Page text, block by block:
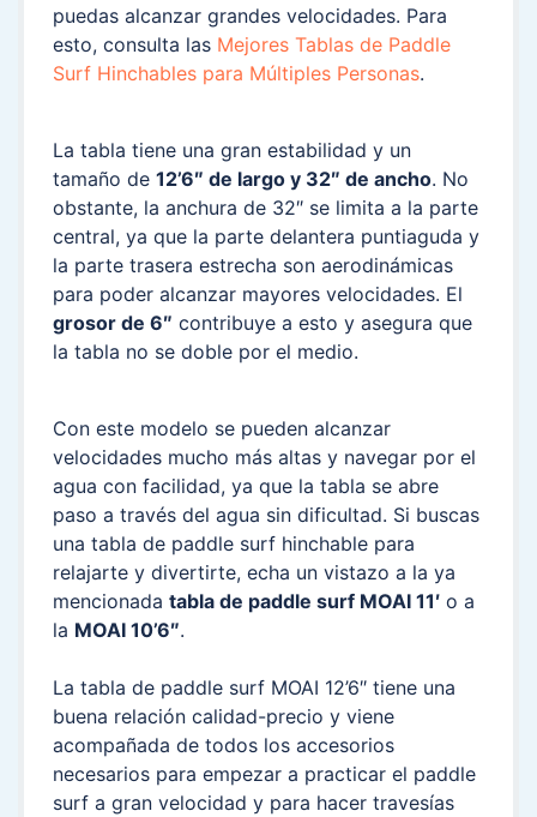
puedas alcanzar grandes velocidades. Para
esto, consulta las Mejores Tablas de Paddle
Surf Hinchables para Múltiples Personas.
La tabla tiene una gran estabilidad y un
tamaño de 12’6″ de largo y 32″ de ancho. No
obstante, la anchura de 32″ se limita a la parte
central, ya que la parte delantera puntiaguda y
la parte trasera estrecha son aerodinámicas
para poder alcanzar mayores velocidades. El
grosor de 6″ contribuye a esto y asegura que
la tabla no se doble por el medio.
Con este modelo se pueden alcanzar
velocidades mucho más altas y navegar por el
agua con facilidad, ya que la tabla se abre
paso a través del agua sin dificultad. Si buscas
una tabla de paddle surf hinchable para
relajarte y divertirte, echa un vistazo a la ya
mencionada tabla de paddle surf MOAI 11′ o a
la MOAI 10’6″.
La tabla de paddle surf MOAI 12’6″ tiene una
buena relación calidad-precio y viene
acompañada de todos los accesorios
necesarios para empezar a practicar el paddle
surf a gran velocidad y para hacer travesías